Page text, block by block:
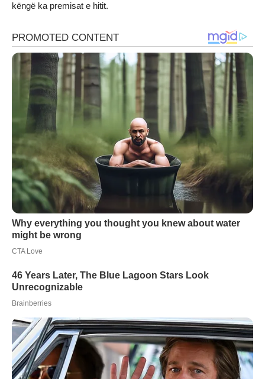
këngë ka premisat e hitit.